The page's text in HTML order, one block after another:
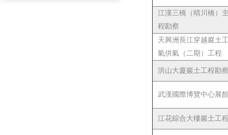
江漢三橋（晴川橋）
程勘察
天興洲長江穿越巖土
氣供氣（二期）工程
洪山大廈巖土工程勘
武漢國際博覽中心展
江花綜合大樓巖土工